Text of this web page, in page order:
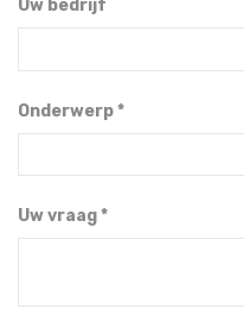
Uw bedrijf
Onderwerp
Uw vraag